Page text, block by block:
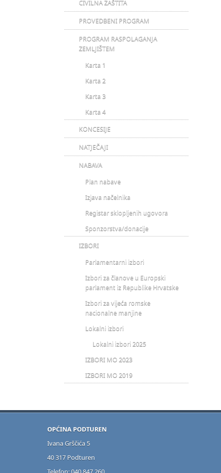
CIVILNA ZAŠTITA
PROVEDBENI PROGRAM
PROGRAM RASPOLAGANJA
ZEMLJIŠTEM
Karta 1
Karta 2
Karta 3
Karta 4
KONCESIJE
NATJEČAJI
NABAVA
Plan nabave
Izjava načelnika
Registar sklopljenih ugovora
Sponzorstva/donacije
IZBORI
Parlamentarni izbori
Izbori za članove u Europski
parlament iz Republike Hrvatske
Izbori za vijeća romske
nacionalne manjine
Lokalni izbori
Lokalni izbori 2025
IZBORI MO 2023
IZBORI MO 2019
OPĆINA PODTUREN
Ivana Grščića 5
40 317 Podturen